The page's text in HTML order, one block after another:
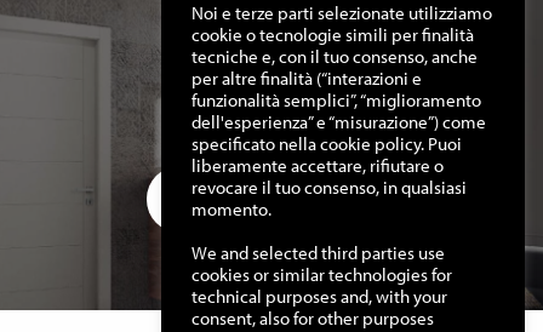
RICHIEDI I NOSTRI
CATALOGHI
CLICCA QUI
Noi e terze parti selezionate utilizziamo
cookie o tecnologie simili per finalità
tecniche e, con il tuo consenso, anche
per altre finalità (“interazioni e
funzionalità semplici”, “miglioramento
dell'esperienza” e “misurazione”) come
specificato nella cookie policy. Puoi
liberamente accettare, rifiutare o
revocare il tuo consenso, in qualsiasi
momento.
We and selected third parties use
cookies or similar technologies for
technical purposes and, with your
consent, also for other purposes